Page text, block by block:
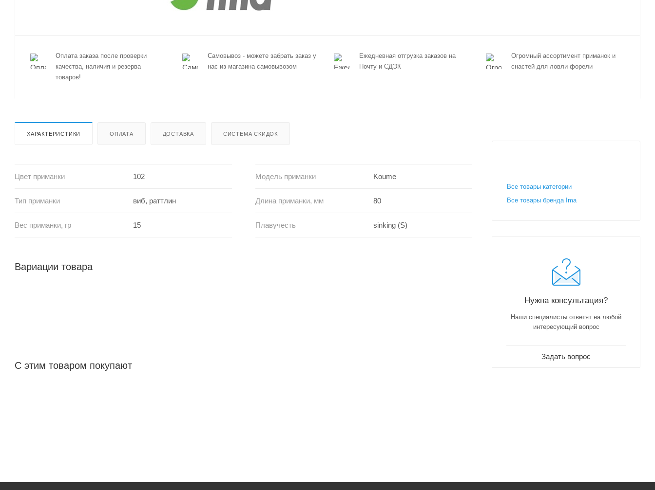
Оплата заказа после проверки
качества, наличия и резерва
товаров!
Самовывоз - можете забрать заказ у
нас из магазина самовывозом
Ежедневная отгрузка заказов на
Почту и СДЭК
Огромный ассортимент приманок и
снастей для ловли форели
ХАРАКТЕРИСТИКИ ОПЛАТА ДОСТАВКА СИСТЕМА СКИДОК
Цвет приманки 102 Модель приманки Koume
Тип приманки виб, раттлин Длина приманки, мм 80
Вес приманки, гр 15 Плавучесть sinking (S)
Вариации товара
С этим товаром покупают
Все товары категории
Все товары бренда Ima
Нужна консультация?
Наши специалисты ответят на любой
интересующий вопрос
Задать вопрос